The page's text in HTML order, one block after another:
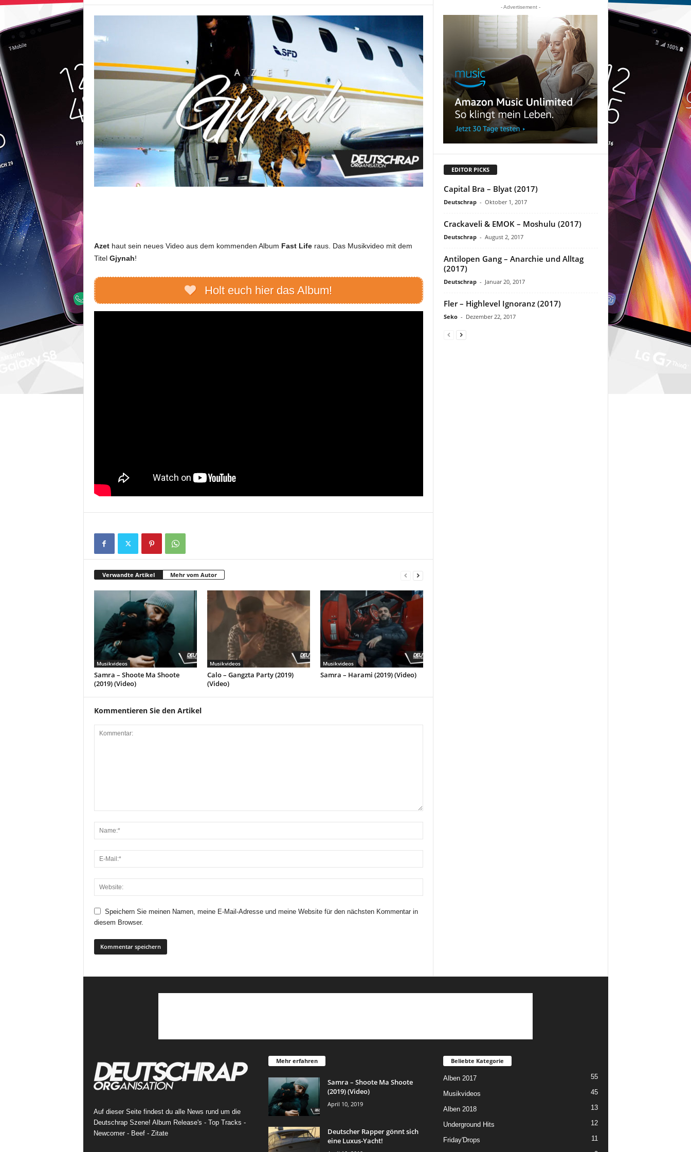
Azethaut sein neues Video aus dem kommenden Album Fast Liferaus. Das Musikvideo mit dem
Titel Gjynah!
Holt euch hier das Album!
Verwandte Artikel Mehr vom Autor
Musikvideos
Samra – Shoote Ma Shoote
(2019) (Video)
Musikvideos
Calo – Gangzta Party (2019)
(Video)
Musikvideos
Samra – Harami (2019) (Video)
Kommentieren Sie den Artikel
Speichern Sie meinen Namen, meine E-Mail-Adresse und meine Website für den nächsten Kommentar in
diesem Browser.
- Advertisement -
EDITOR PICKS
Capital Bra – Blyat (2017)
Deutschrap - Oktober 1, 2017
Crackaveli & EMOK – Moshulu (2017)
Deutschrap - August 2, 2017
Antilopen Gang – Anarchie und Alltag
(2017)
Deutschrap - Januar 20, 2017
Fler – Highlevel Ignoranz (2017)
Seko - Dezember 22, 2017
Auf dieser Seite findest du alle News rund um die
Deutschrap Szene! Album Release's - Top Tracks -
Newcomer - Beef - Zitate
Mehr erfahren
Samra – Shoote Ma Shoote
(2019) (Video)
April 10, 2019
Deutscher Rapper gönnt sich
eine Luxus-Yacht!
Beliebte Kategorie
Alben 2017 55
Musikvideos 45
Alben 2018 13
Underground Hits 12
Friday'Drops 11